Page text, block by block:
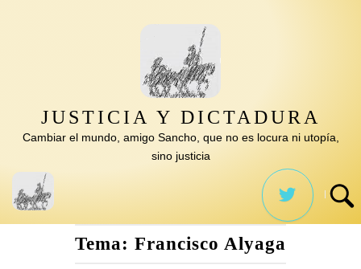
JUSTICIA Y DICTADURA
Cambiar el mundo, amigo Sancho, que no es locura ni utopía,
sino justicia
Tema: Francisco Alyaga